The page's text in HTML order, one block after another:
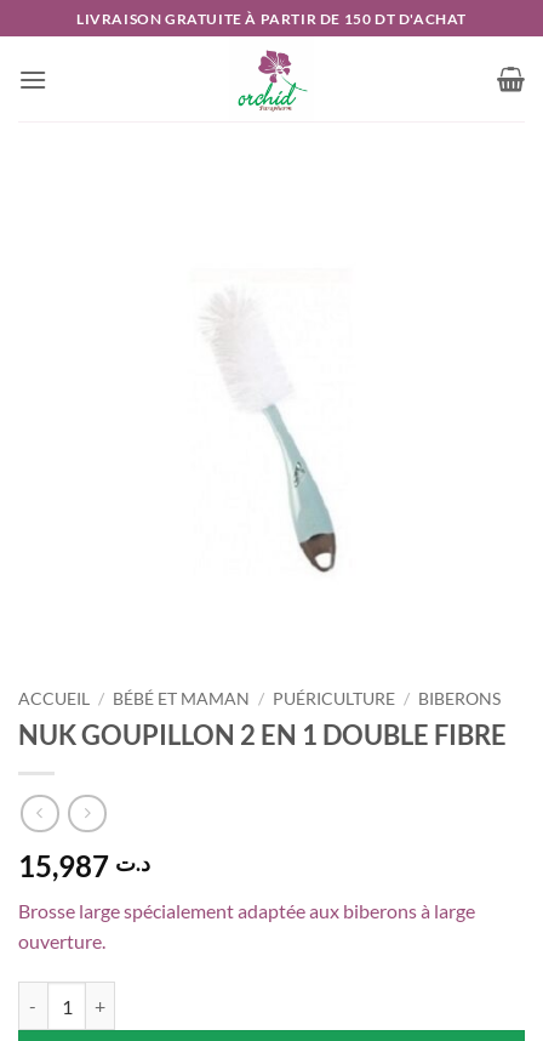
au
contenu
LIVRAISON GRATUITE À PARTIR DE 150 DT D'ACHAT
ACCUEIL / BÉBÉ ET MAMAN / PUÉRICULTURE / BIBERONS
NUK GOUPILLON 2 EN 1 DOUBLE FIBRE
د.ت
Brosse large spécialement adaptée aux biberons à large
ouverture.